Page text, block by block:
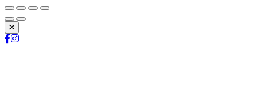
Schließen